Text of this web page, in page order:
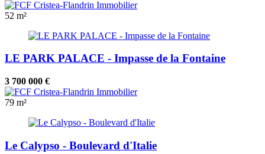
52 m²
LE PARK PALACE - Impasse de la Fontaine
3 700 000 €
79 m²
Le Calypso - Boulevard d'Italie